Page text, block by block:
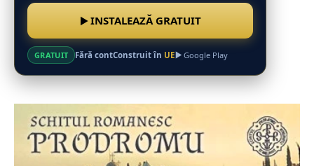
INSTALEAZĂ GRATUIT
GRATUIT Fără contConstruit în UE Google Play